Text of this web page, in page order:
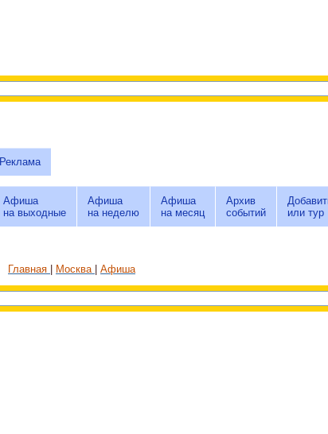
Реклама
Афиша
на выходные
Афиша
на неделю
Афиша
на месяц
Архив
событий
или тур
Главная Москва Афиша